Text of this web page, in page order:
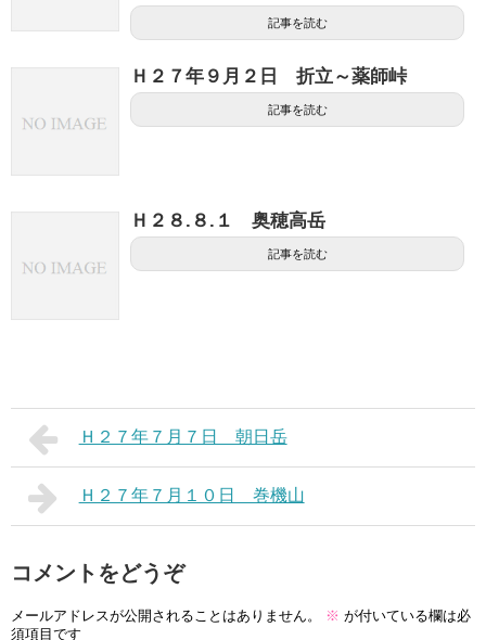
記事を読む
Ｈ２７年９月２日 折立～薬師峠
記事を読む
Ｈ２８.８.１ 奥穂高岳
記事を読む
Ｈ２７年７月７日 朝日岳
Ｈ２７年７月１０日 巻機山
コメントをどうぞ
メールアドレスが公開されることはありません。 ※ が付いている欄は必
須項目です